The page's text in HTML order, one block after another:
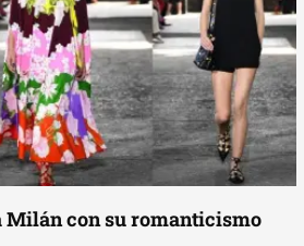
Milán con su romanticismo